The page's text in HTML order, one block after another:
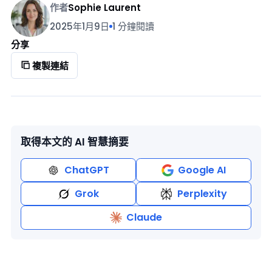
作者Sophie Laurent
2025年1月9日 1 分鐘閱讀
分享
複製連結
取得本文的 AI 智慧摘要
ChatGPT
Google AI
Grok
Perplexity
Claude